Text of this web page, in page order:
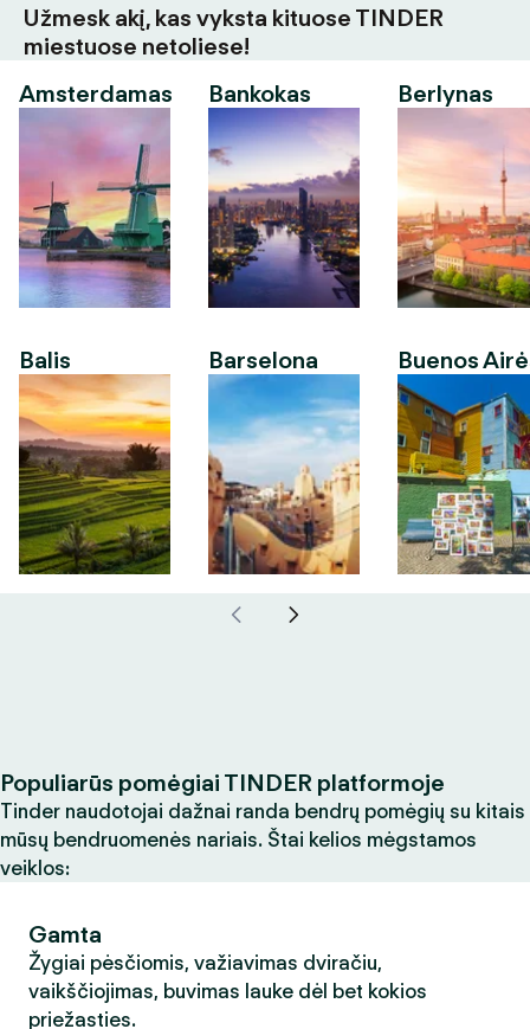
Užmesk akį, kas vyksta kituose TINDER
miestuose netoliese!
Amsterdamas
Balis
Bankokas
Barselona
Berlynas
Buenos
Populiarūs pomėgiai TINDER platformoje
Tinder naudotojai dažnai randa bendrų pomėgių su kitais
mūsų bendruomenės nariais. Štai kelios mėgstamos
veiklos:
Gamta
Žygiai pėsčiomis, važiavimas dviračiu,
vaikščiojimas, buvimas lauke dėl bet kokios
priežasties.